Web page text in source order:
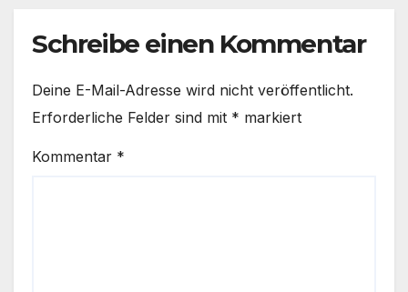
Schreibe einen Kommentar
Deine E-Mail-Adresse wird nicht veröffentlicht.
Erforderliche Felder sind mit * markiert
Kommentar *